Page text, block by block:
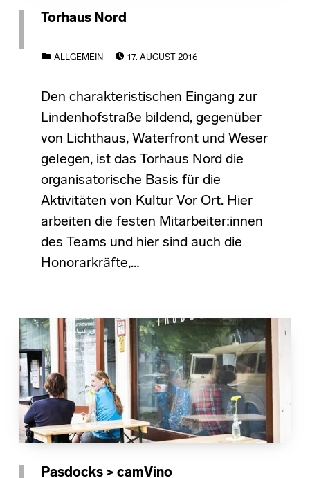
Torhaus Nord
ALLGEMEIN
17. AUGUST 2016
Den charakteristischen Eingang zur
Lindenhofstraße bildend, gegenüber
von Lichthaus, Waterfront und Weser
gelegen, ist das Torhaus Nord die
organisatorische Basis für die
Aktivitäten von Kultur Vor Ort. Hier
arbeiten die festen Mitarbeiter:innen
des Teams und hier sind auch die
Honorarkräfte,…
Pasdocks > camVino